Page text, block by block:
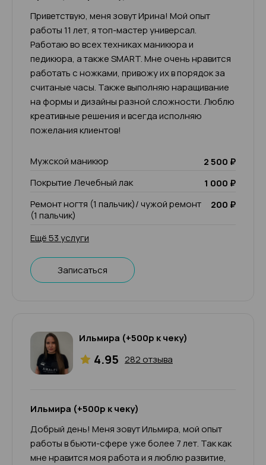
Приветствую, меня зовут Ирина! Мой опыт
работы 11 лет, я топ-мастер универсал.
Работаю во всех техниках маникюра и
педикюра, а также SMART. Мне очень нравится
работать с ножками, привожу их в порядок за
считаные часы. Также выполняю наращивание
на формы и дизайны разной сложности. Люблю
креативные решения и всегда исполняю
пожелания клиентов!
Мужской маникюр
2 500 ₽
Покрытие Лечебный лак
1 000 ₽
Ремонт ногтя (1 пальчик)/ чужой ремонт
(1 пальчик)
200 ₽
Ещё 53 услуги
Записаться
Ильмира (+500р к чеку)
4.95 282 отзыва
Ильмира (+500р к чеку)
Добрый день! Меня зовут Ильмира, мой опыт
работы в бьюти-сфере уже более 7 лет. Так как
мне нравится моя работа и я люблю развитие,